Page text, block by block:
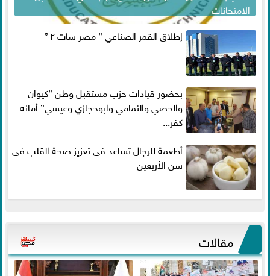
الامتحانات
إطلاق القمر الصناعي ” مصر سات ٢ ”
بحضور قيادات حزب مستقبل وطن ”كيوان
والحصي والتمامي وابوحجازي وعيسي” أمانه
كفر...
أطعمة للرجال تساعد فى تعزيز صحة القلب فى
سن الأربعين
مقالات